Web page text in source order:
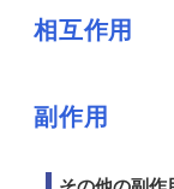
相互作用
副作用